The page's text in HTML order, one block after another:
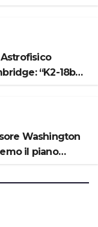
“K2-18b
Washington
il piano